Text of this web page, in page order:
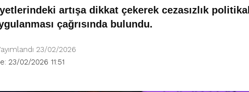
artışa dikkat çekerek cezasızlık
çağrısında bulundu.
23/02/2026 11:51
23/02/2026